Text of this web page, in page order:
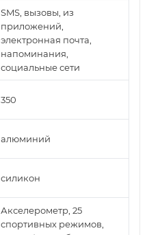
SMS, вызовы, из
приложений,
электронная почта,
напоминания,
социальные сети
350
алюминий
силикон
Акселерометр, 25
спортивных режимов,